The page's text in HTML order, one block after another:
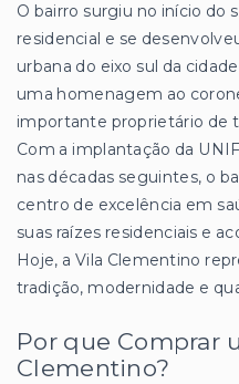
O bairro surgiu no início do
residencial e se
urbana do eixo sul da
uma homenagem ao
importante proprietário de
Com a implantação da
nas décadas seguintes, o
centro de excelência em
suas raízes residenciais e
Hoje, a Vila Clementino
tradição, modernidade e
Por que Comprar
Clementino?